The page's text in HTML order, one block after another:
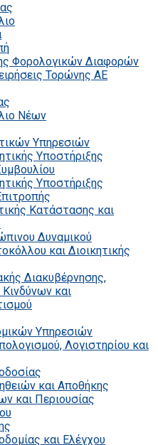
Φορολογικών Διαφορών
Τορώνης ΑΕ
Νέων
Υπηρεσιών
Υποστήριξης
Υποστήριξης
Κατάστασης και
Δυναμικού
και Διοικητικής
Διακυβέρνησης,
Κινδύνων και
Υπηρεσιών
Λογιστηρίου και
και Αποθήκης
και Περιουσίας
και Ελέγχου